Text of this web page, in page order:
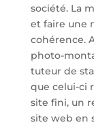
société. La
et faire une
cohérence.
photo-
tuteur de
que celui-ci
site fini, un
site web en